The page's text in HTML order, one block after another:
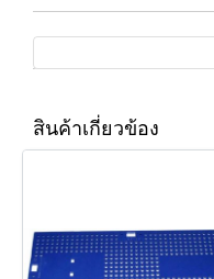
สินค้าเกี่ยวข้อง